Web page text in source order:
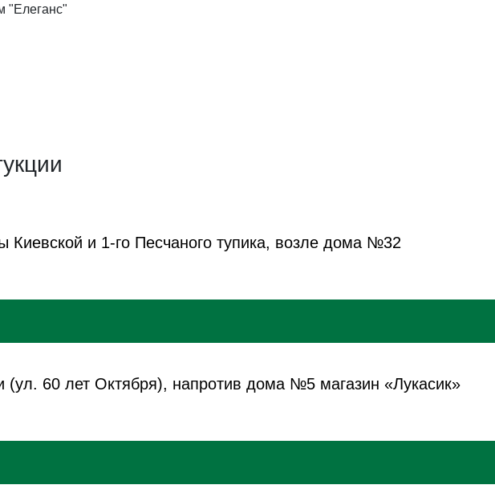
"Елеганс"
Киевской и 1-го Песчаного тупика, возле дома №32
60 лет Октября), напротив дома №5 магазин «Лукасик»